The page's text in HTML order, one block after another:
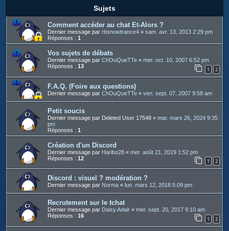
Sujets
Comment accéder au chat Et-Alors ?
Dernier message par rbsnowtrance4 « sam. avr. 13, 2013 2:29 pm
Réponses : 1
Vos sujets de débats
Dernier message par ChOuQueTTe « mer. oct. 10, 2007 6:52 pm
Réponses : 13 1 2
F.A.Q. (Foire aux questions)
Dernier message par ChOuQueTTe « ven. sept. 07, 2007 9:58 am
Petit soucis
Dernier message par Deleted User 17548 « mar. mars 26, 2024 9:35
pm
Réponses : 1
Création d'un Discord
Dernier message par Haribo28 « mer. août 21, 2019 1:52 pm
Réponses : 12 1 2
Discord : visuel ? modération ?
Dernier message par Norma « lun. mars 12, 2018 5:09 pm
Recrutement sur le tchat
Dernier message par Daisy.Adair « mer. sept. 20, 2017 9:10 am
Réponses : 16 1 2